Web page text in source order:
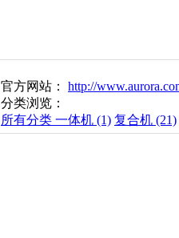
官方网站： http://
分类浏览：
所有分类 一体机 (1) 复合机 (21)